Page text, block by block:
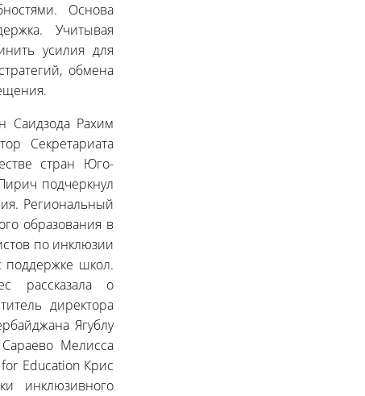
Основа
Учитывая
усилия для
обмена
Саидзода Рахим
Секретариата
стран Юго-
подчеркнул
Региональный
образования в
по инклюзии
поддержке школ.
рассказала о
директора
Ягублу
Мелисса
Education Крис
инклюзивного